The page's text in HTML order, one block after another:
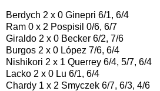
Berdych 2 x 0 Ginepri 6/1, 6/4
Ram 0 x 2 Pospisil 0/6, 6/7
Giraldo 2 x 0 Becker 6/2, 7/6
Burgos 2 x 0 López 7/6, 6/4
Nishikori 2 x 1 Querrey 6/4, 5/7, 6/4
Lacko 2 x 0 Lu 6/1, 6/4
Chardy 1 x 2 Smyczek 6/7, 6/3, 4/6